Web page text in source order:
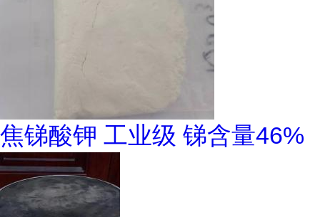
焦锑酸钾 工业级 锑含量46%